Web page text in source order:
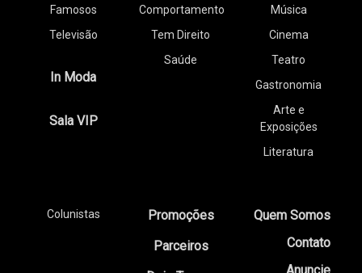
Famosos
Televisão
In Moda
Sala VIP
Comportamento
Tem Direito
Saúde
Música
Cinema
Teatro
Gastronomia
Arte e
Exposições
Literatura
Colunistas
Promoções
Parceiros
Quem Somos
Contato